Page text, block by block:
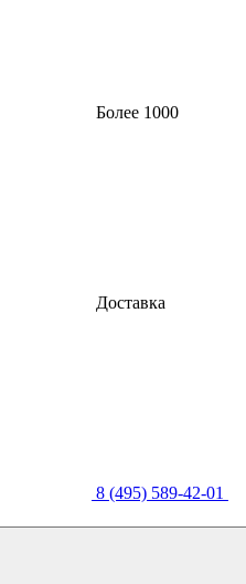
Более 1000
Доставка
8 (495) 589-42-01